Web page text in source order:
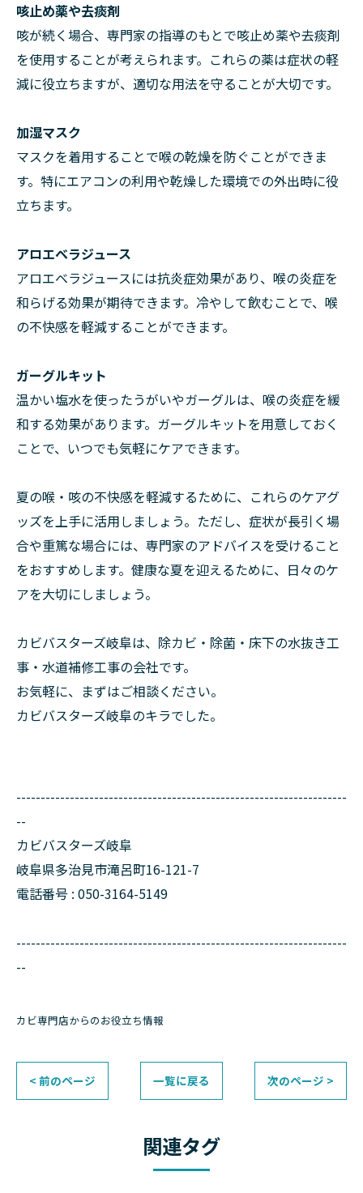
咳止め薬や去痰剤
咳が続く場合、専門家の指導のもとで咳止め薬や去痰剤
を使用することが考えられます。これらの薬は症状の軽
減に役立ちますが、適切な用法を守ることが大切です。
加湿マスク
マスクを着用することで喉の乾燥を防ぐことができま
す。特にエアコンの利用や乾燥した環境での外出時に役
立ちます。
アロエベラジュース
アロエベラジュースには抗炎症効果があり、喉の炎症を
和らげる効果が期待できます。冷やして飲むことで、喉
の不快感を軽減することができます。
ガーグルキット
温かい塩水を使ったうがいやガーグルは、喉の炎症を緩
和する効果があります。ガーグルキットを用意しておく
ことで、いつでも気軽にケアできます。
夏の喉・咳の不快感を軽減するために、これらのケアグ
ッズを上手に活用しましょう。ただし、症状が長引く場
合や重篤な場合には、専門家のアドバイスを受けること
をおすすめします。健康な夏を迎えるために、日々のケ
アを大切にしましょう。
カビバスターズ岐阜は、除カビ・除菌・床下の水抜き工
事・水道補修工事の会社です。
お気軽に、まずはご相談ください。
カビバスターズ岐阜のキラでした。
--------------------------------------------------------------------
--
カビバスターズ岐阜
岐阜県多治見市滝呂町16-121-7
電話番号 : 050-3164-5149
--------------------------------------------------------------------
--
カビ専門店からのお役立ち情報
< 前のページ 一覧に戻る 次のページ >
関連タグ